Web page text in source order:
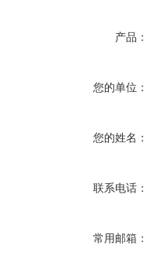
产品：
您的单位：
您的姓名：
联系电话：
常用邮箱：